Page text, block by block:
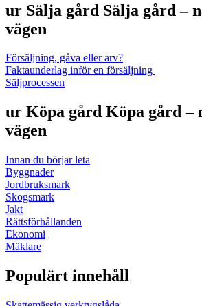
ur Sälja gård Sälja gård –
vägen
Försäljning, gåva eller arv?
Faktaunderlag inför en försäljning
Säljprocessen
ur Köpa gård Köpa gård –
vägen
Innan du börjar leta
Byggnader
Jordbruksmark
Skogsmark
Jakt
Rättsförhållanden
Ekonomi
Mäklare
Populärt innehåll